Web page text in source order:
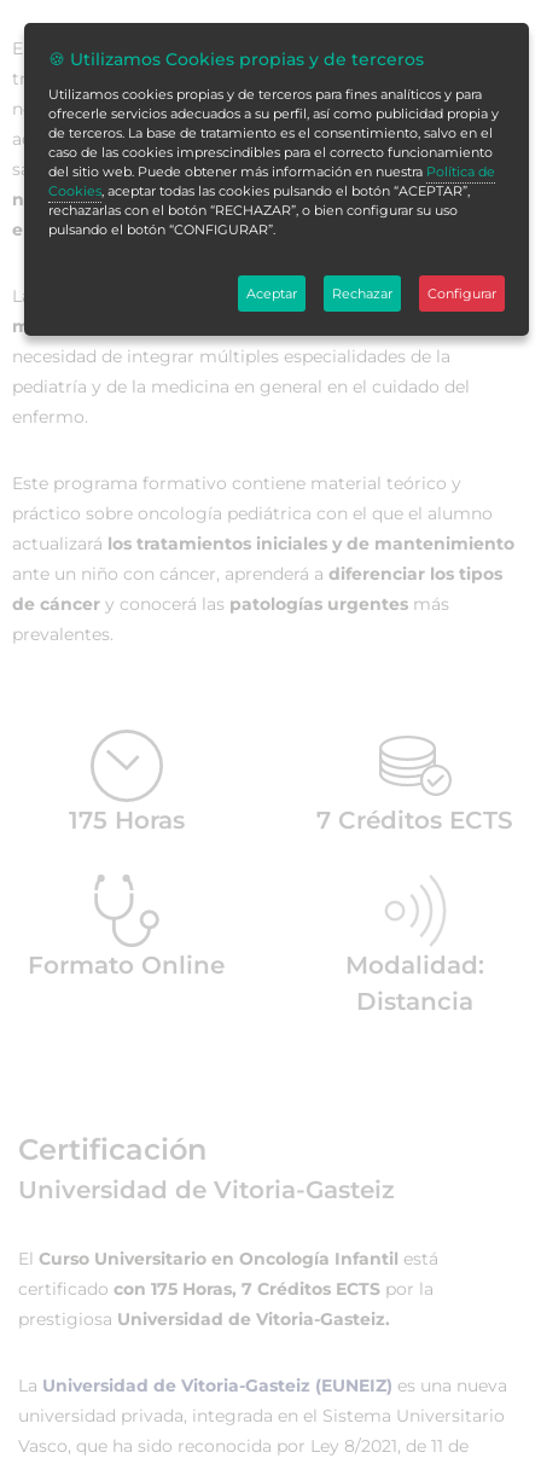
El cáncer es una enfermedad grave que requiere de un
tratamiento complejo y que debe integrarse en la vida
normal del niño y en la de su familia para que, una vez
adulto, el superviviente de un cáncer infantil sea una persona
sana. Por eso se persigue no solo la curación, sino queel
niño llegue a ser un adulto sano sin secuelas físicas,
emocionales o sociales.
La atención al niño y adolescente diagnosticado de cáncer es
muy compleja,
necesidad de integrar múltiples especialidades de la
pediatría y de la medicina en general en el cuidado del
enfermo.
Este programa formativo contiene material teórico y
práctico sobre oncología pediátrica con el que el alumno
actualizará los tratamientos iniciales y de mantenimiento
ante un niño con cáncer, aprenderá a diferenciar los tipos
de cáncer y conocerá las patologías urgentes más
prevalentes.
175 Horas 7 Créditos ECTS
Formato Online
Modalidad:
Distancia
Certificación
Universidad de Vitoria-Gasteiz
El Curso Universitario en Oncología Infantil está
certificado con 175 Horas, 7 Créditos ECTS por la
prestigiosa Universidad de Vitoria-Gasteiz.
La Universidad de Vitoria-Gasteiz (EUNEIZ) es una nueva
universidad privada, integrada en el Sistema Universitario
Vasco, que ha sido reconocida por Ley 8/2021, de 11 de
🍪 Utilizamos Cookies propias y de terceros
Utilizamos cookies propias y de terceros para fines analíticos y para
ofrecerle servicios adecuados a su perfil, así como publicidad propia y
de terceros. La base de tratamiento es el consentimiento, salvo en el
caso de las cookies imprescindibles para el correcto funcionamiento
del sitio web. Puede obtener más información en nuestra Política de
Cookies, aceptar todas las cookies pulsando el botón “ACEPTAR”,
rechazarlas con el botón “RECHAZAR”, o bien configurar su uso
pulsando el botón “CONFIGURAR”.
Aceptar Rechazar Configurar